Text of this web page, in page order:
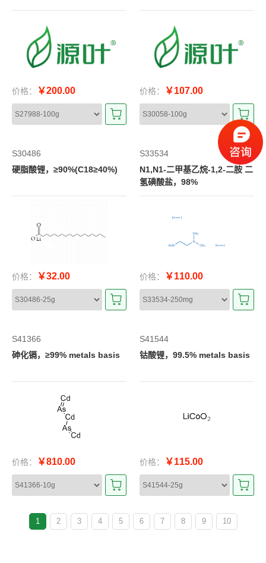
价格： ￥200.00 价格： ￥107.00
S30486
硬脂酸锂，≥90%(C18≥40%)
价格： ￥32.00
S33534
N1,N1-二甲基乙烷-1,2-二胺 二
氢碘酸盐，98%
价格： ￥110.00
S41366
砷化镉，≥99% metals basis
价格： ￥810.00
S41544
钴酸锂，99.5% metals basis
价格： ￥115.00
1 2 3 4 5 6 7 8 9 10